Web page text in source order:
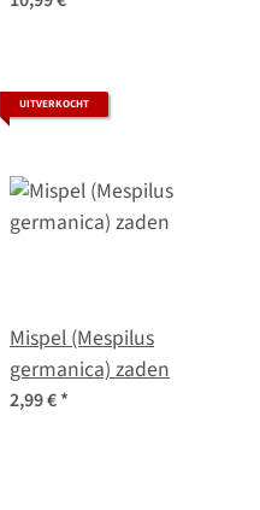
UITVERKOCHT
Mispel (Mespilus
germanica) zaden
2,99 €*